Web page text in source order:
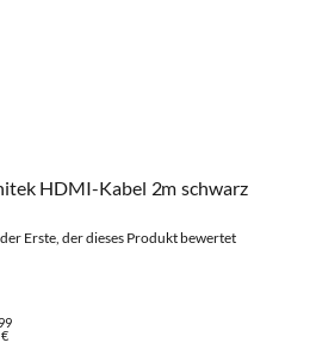
HDMI-Kabel 2m schwarz
der Erste, der dieses Produkt bewertet
€